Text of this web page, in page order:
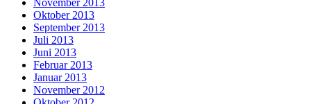
November 2013
Oktober 2013
September 2013
Juli 2013
Juni 2013
Februar 2013
Januar 2013
November 2012